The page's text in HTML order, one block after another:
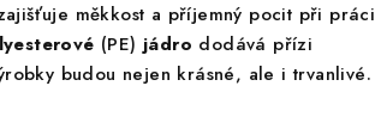
měkkost a příjemný pocit při práci
(PE)jádro dodává přízi
budou nejen krásné, ale i trvanlivé.